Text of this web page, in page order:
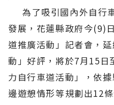
為了吸引國內外自行
發展，花蓮縣政府今(9)
道推廣活動」記者會，
動」好評，將於7月15日
力自行車道活動」，依
邊遊憩情形等規劃出12